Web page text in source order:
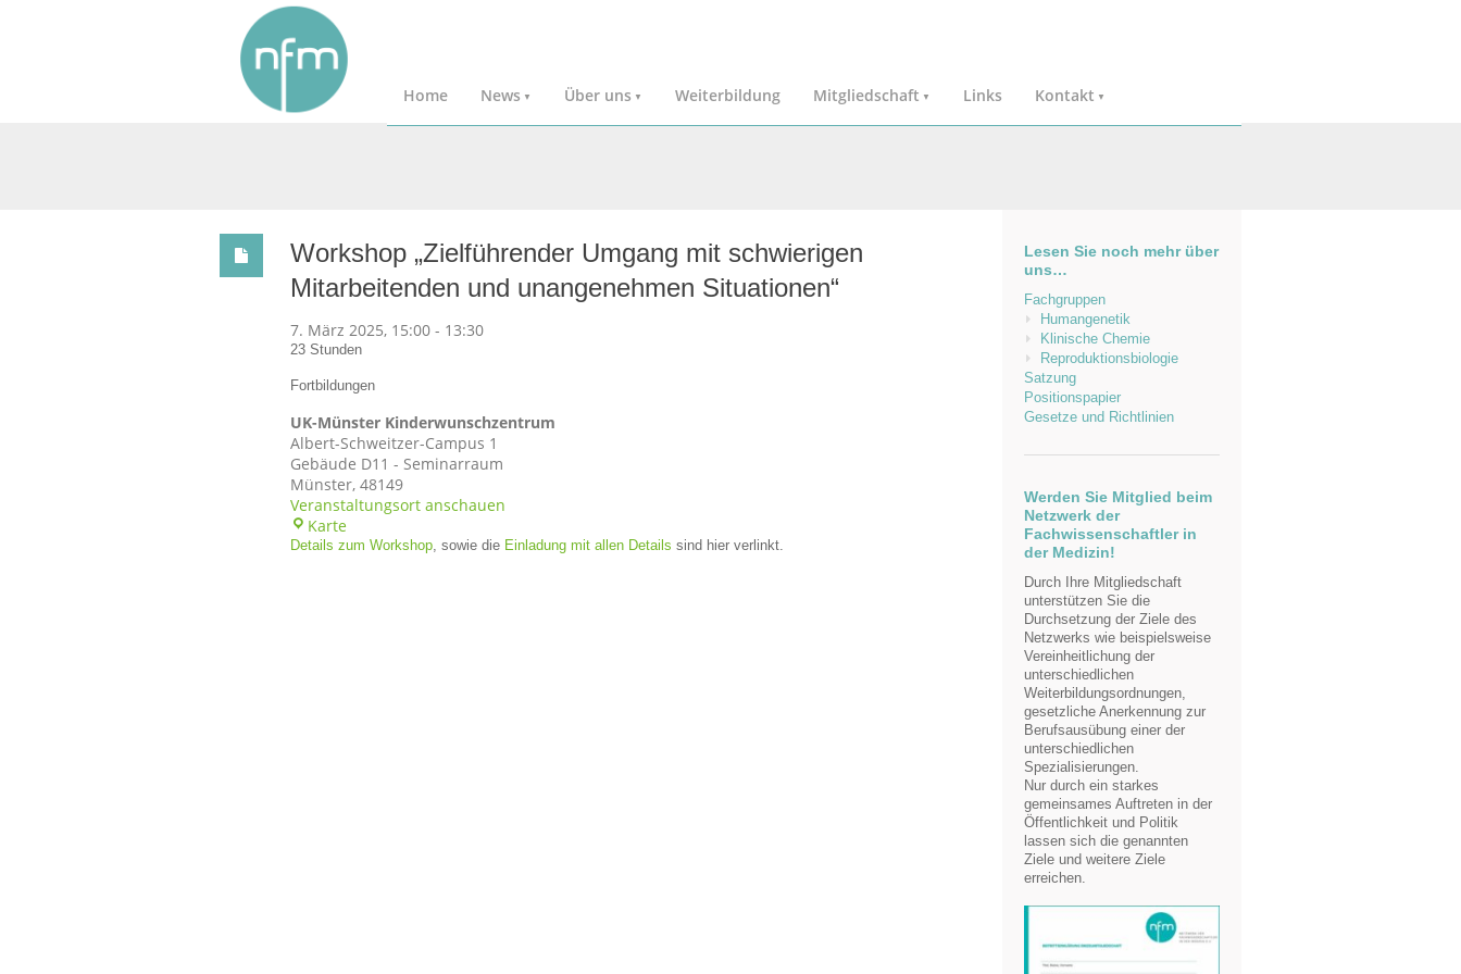
Home News Über uns Weiterbildung Mitgliedschaft Links Kontakt
Workshop „Zielführender Umgang mit schwierigen
Mitarbeitenden und unangenehmen Situationen“
7. März 2025, 15:00 - 13:30
23 Stunden
Fortbildungen
UK-Münster Kinderwunschzentrum
Albert-Schweitzer-Campus 1
Gebäude D11 - Seminarraum
Münster, 48149
Veranstaltungsort anschauen
KarteUK-
Münster
Details zum Workshop , sowie die Einladung mit allen Details sind hier verlinkt.
Lesen Sie noch mehr über
uns…
Fachgruppen
Humangenetik
Klinische Chemie
Reproduktionsbiologie
Satzung
Positionspapier
Gesetze und Richtlinien
Werden Sie Mitglied beim
Netzwerk der
Fachwissenschaftler in
der Medizin!
Durch Ihre Mitgliedschaft
unterstützen Sie die
Durchsetzung der Ziele des
Netzwerks wie beispielsweise
Vereinheitlichung der
unterschiedlichen
Weiterbildungsordnungen,
gesetzliche Anerkennung zur
Berufsausübung einer der
unterschiedlichen
Spezialisierungen.
Nur durch ein starkes
gemeinsames Auftreten in der
Öffentlichkeit und Politik
lassen sich die genannten
Ziele und weitere Ziele
erreichen.